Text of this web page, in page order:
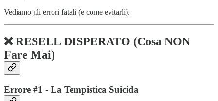
Vediamo gli errori fatali (e come evitarli).
❌ RESELL DISPERATO (Cosa NON
Fare Mai)
Errore #1 - La Tempistica Suicida